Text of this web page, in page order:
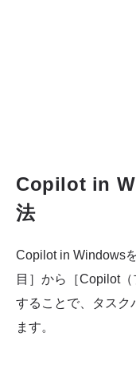
Copilot in
法
Copilot in Windows
目］から［Copilot
することで、タスク
ます。